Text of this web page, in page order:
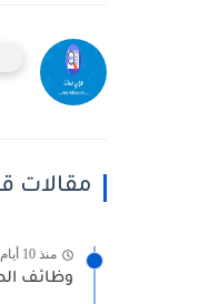
مقالات
منذ 10 أيام
وظائف الصحف الكويتية 28-